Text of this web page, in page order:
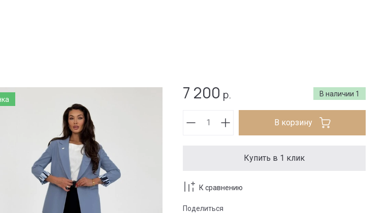
В наличии 1
7 200 р.
В корзину
Купить в 1 клик
К сравнению
Поделиться